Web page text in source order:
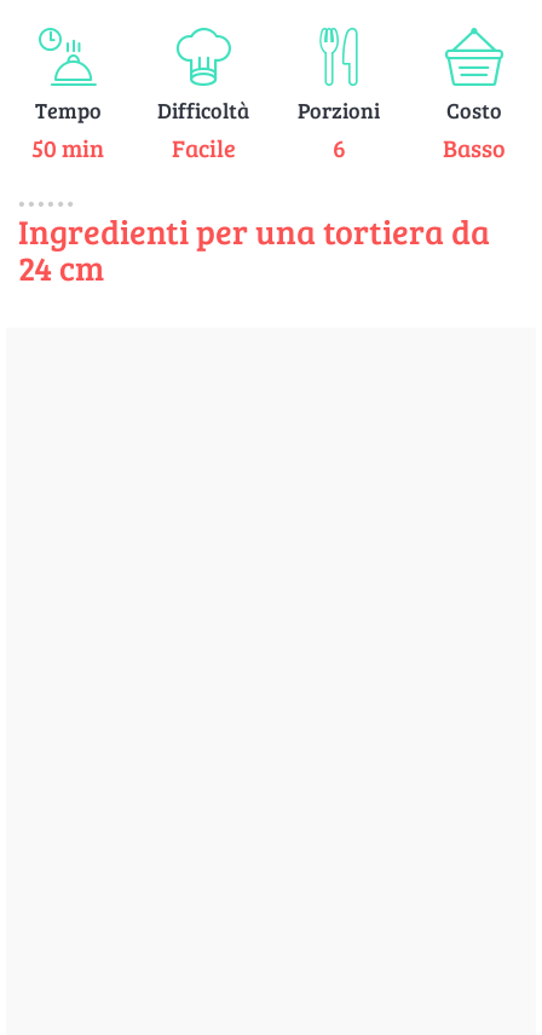
Tempo
50 min
Difficoltà
Facile
Porzioni
6
Costo
Basso
Ingredienti per una tortiera da
24 cm